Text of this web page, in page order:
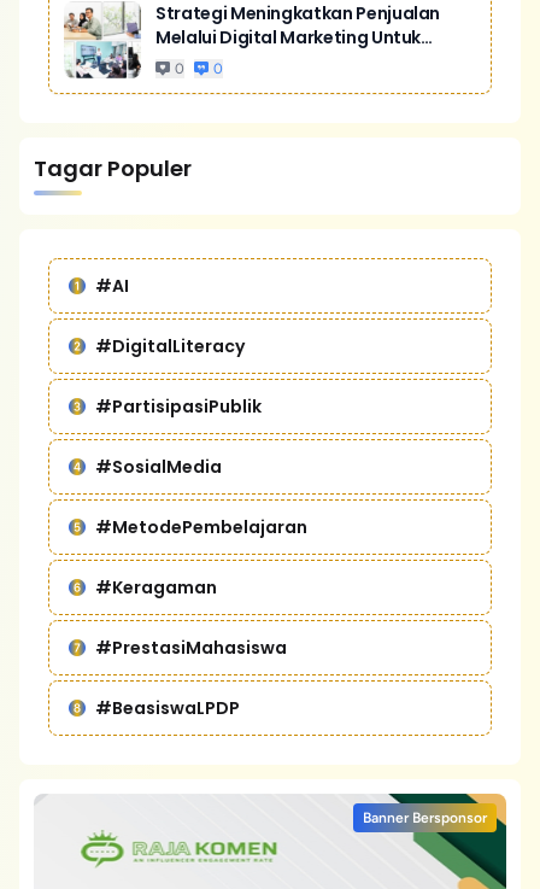
Strategi Meningkatkan Penjualan
Melalui Digital Marketing Untuk
Bisnis Yang Lebih Kompetitif
0 0
Tagar Populer
#AI
#DigitalLiteracy
#PartisipasiPublik
#SosialMedia
#MetodePembelajaran
#Keragaman
#PrestasiMahasiswa
#BeasiswaLPDP
Banner Bersponsor